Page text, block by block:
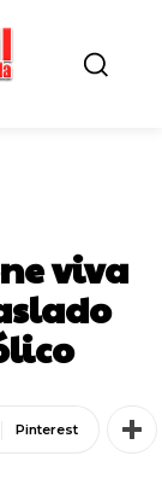
viva
Pinterest